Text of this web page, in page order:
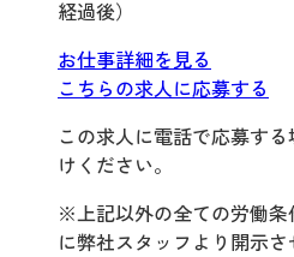
経過後）
お仕事詳細を見る
こちらの求人に応募する
この求人に電話で応募する
けください。
※上記以外の全ての労働条
に弊社スタッフより開示さ